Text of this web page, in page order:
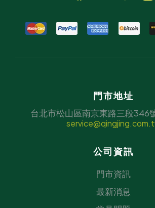
門市地址
台北市松山區南京東路三段346
公司資訊
門市資訊
最新消息